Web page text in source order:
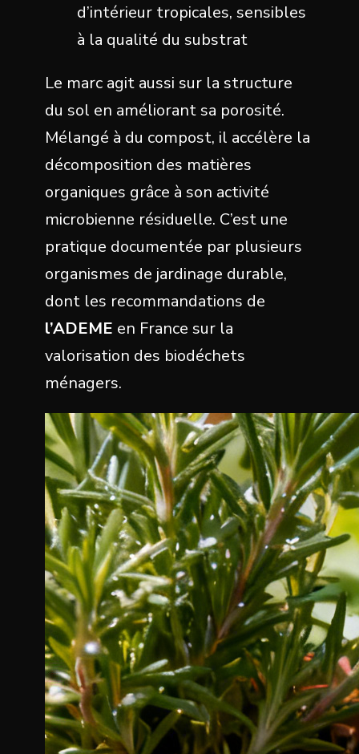
d’intérieur tropicales, sensibles
à la qualité du substrat
Le marc agit aussi sur la structure
du sol en améliorant sa porosité.
Mélangé à du compost, il accélère la
décomposition des matières
organiques grâce à son activité
microbienne résiduelle. C’est une
pratique documentée par plusieurs
organismes de jardinage durable,
dont les recommandations de
l’ADEME en France sur la
valorisation des biodéchets
ménagers.